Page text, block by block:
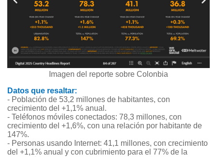
Imagen del reporte sobre Colonbia
Datos que resaltar:
- Población de 53,2 millones de habitantes, con
crecimiento del +1,1% anual.
- Teléfonos móviles conectados: 78,3 millones, con
crecimiento del +1,6%, con una relación por habitante de
147%.
- Personas usando Internet: 41,1 millones, con crecimiento
del +1,1% anual y con cubrimiento para el 77% de la